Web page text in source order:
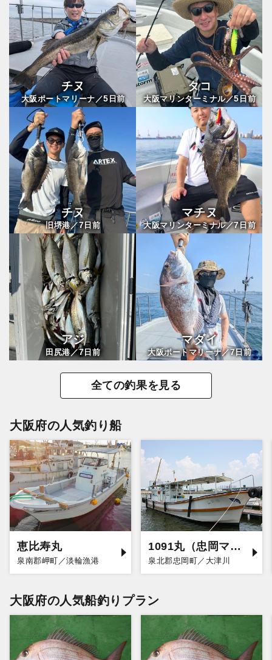
チヌ
大阪ポートマリーナ／5日前
タコ
大阪マリンターミナル／5日前
チヌ
旧堺港／7 日前
マチヌ
大阪マリンターミナル／7日前
アジ
田尻港／7日前
マダイ
大阪ポートマリーナ／7日前
全ての釣果を見る
大阪府の人気釣り船
恵比寿丸
泉南郡岬町／淡輪漁港
1091丸（忠岡マリーナ店）
泉北郡忠岡町／大津川
大阪府の人気船釣りプラン